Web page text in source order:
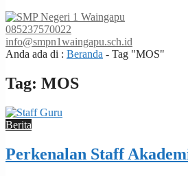
085237570022
info@smpn1waingapu.sch.id
Anda ada di : Beranda - Tag "MOS"
Tag: MOS
Berita
Perkenalan Staff